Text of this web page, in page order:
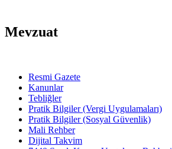
Mevzuat
Resmi Gazete
Kanunlar
Tebliğler
Pratik Bilgiler (Vergi Uygulamaları)
Pratik Bilgiler (Sosyal Güvenlik)
Mali Rehber
Dijital Takvim